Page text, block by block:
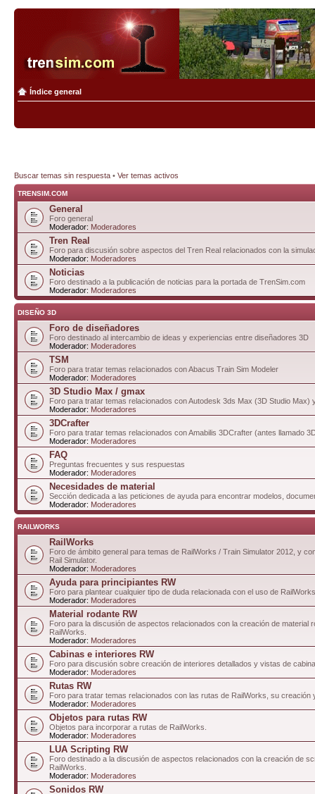
Índice general
Buscar temas sin respuesta • Ver temas activos
TRENSIM.COM
General
Foro general
Moderador: Moderadores
Tren Real
Foro para discusión sobre aspectos del Tren Real relacionados con la
Moderador: Moderadores
Noticias
Foro destinado a la publicación de noticias para la portada de TrenSim.com
Moderador: Moderadores
DISEÑO 3D
Foro de diseñadores
Foro destinado al intercambio de ideas y experiencias entre diseñadores 3D
Moderador: Moderadores
TSM
Foro para tratar temas relacionados con Abacus Train Sim Modeler
Moderador: Moderadores
3D Studio Max / gmax
Foro para tratar temas relacionados con Autodesk 3ds Max (3D Studio Max)
Moderador: Moderadores
3DCrafter
Foro para tratar temas relacionados con Amabilis 3DCrafter (antes llamado
Moderador: Moderadores
FAQ
Preguntas frecuentes y sus respuestas
Moderador: Moderadores
Necesidades de material
Sección dedicada a las peticiones de ayuda para encontrar modelos,
Moderador: Moderadores
RAILWORKS
RailWorks
Foro de ámbito general para temas de RailWorks / Train Simulator 2012, y
Rail Simulator.
Moderador: Moderadores
Ayuda para principiantes RW
Foro para plantear cualquier tipo de duda relacionada con el uso de
Moderador: Moderadores
Material rodante RW
Foro para la discusión de aspectos relacionados con la creación de material
RailWorks.
Moderador: Moderadores
Cabinas e interiores RW
Foro para discusión sobre creación de interiores detallados y vistas de
Moderador: Moderadores
Rutas RW
Foro para tratar temas relacionados con las rutas de RailWorks, su creación
Moderador: Moderadores
Objetos para rutas RW
Objetos para incorporar a rutas de RailWorks.
Moderador: Moderadores
LUA Scripting RW
Foro destinado a la discusión de aspectos relacionados con la creación de
RailWorks.
Moderador: Moderadores
Sonidos RW